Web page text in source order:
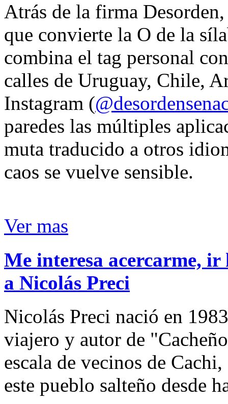
Atrás de la firma
que convierte la O de la
combina el tag personal
calles de Uruguay, Chile,
Instagram (
paredes las múltiples
muta traducido a otros
caos se vuelve sensible.
Ver mas
Me interesa acercarme,
a Nicolás Preci
Nicolás Preci nació en
viajero y autor de
escala de vecinos de
este pueblo salteño desde